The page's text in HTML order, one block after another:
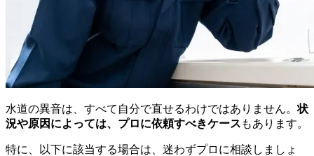
水道の異音は、すべて自分で直せるわけではありません。状
況や原因によっては、プロに依頼すべきケース もあります。
特に、以下に該当する場合は、迷わずプロに相談しましょ